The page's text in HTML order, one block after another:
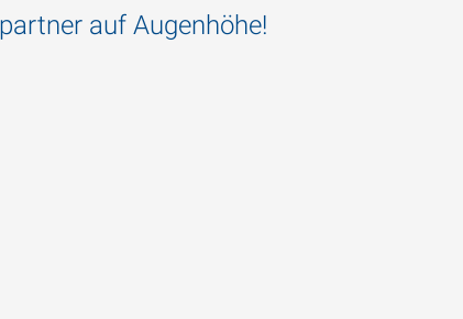
auf Augenhöhe!